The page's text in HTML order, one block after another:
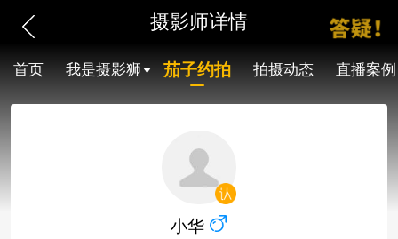
摄影师详情
首页 我是摄影狮 茄子约拍 拍摄动态 直播案例
小华